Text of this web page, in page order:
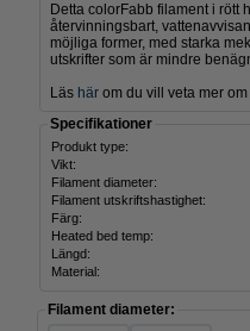
Detta colorFabb filament i rött
återvinningsbart,
möjliga former, med starka
utskrifter som är mindre
Läs här om du vill veta mer
Specifikationer
Produkt type:
Vikt:
Filament diameter:
Filament utskriftshastighet:
Färg:
Heated bed temp:
Längd:
Material:
Filament diameter: